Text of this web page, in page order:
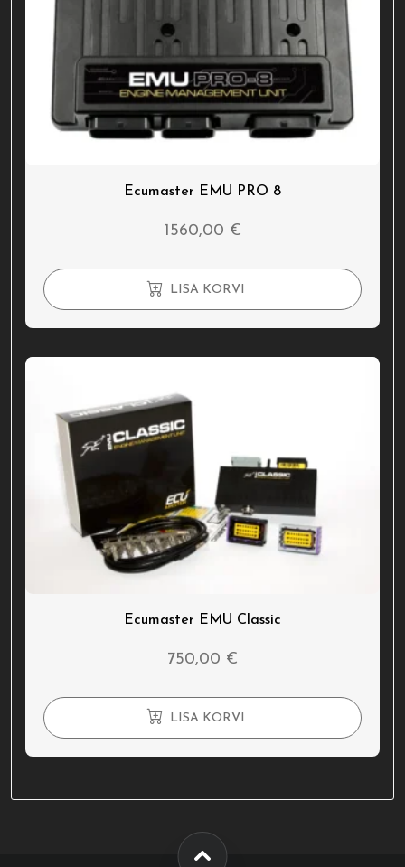
Ecumaster EMU PRO 8
1560,00 €
LISA KORVI
Ecumaster EMU Classic
750,00 €
LISA KORVI